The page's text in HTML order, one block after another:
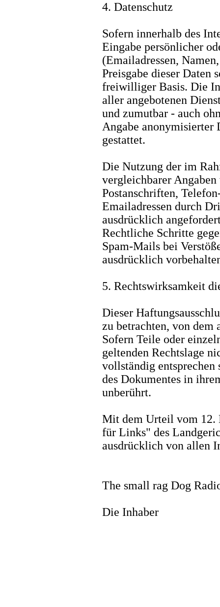
4. Datenschutz
Sofern innerhalb des
Eingabe persönlicher
(Emailadressen,
Preisgabe dieser Daten
freiwilliger Basis. Die
aller angebotenen
und zumutbar - auch
Angabe anonymisierter
gestattet.
Die Nutzung der im
vergleichbarer
Postanschriften,
Emailadressen durch
ausdrücklich
Rechtliche Schritte
Spam-Mails bei
ausdrücklich
5. Rechtswirksamkeit
Dieser
zu betrachten, von dem
Sofern Teile oder
geltenden Rechtslage
vollständig
des Dokumentes in
unberührt.
Mit dem Urteil vom 12.
für Links" des
ausdrücklich von allen
The small rag Dog
Die Inhaber